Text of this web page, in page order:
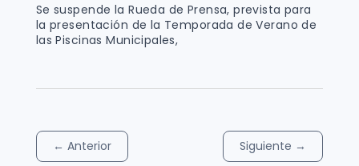
Se suspende la Rueda de Prensa, prevista para
la presentación de la Temporada de Verano de
las Piscinas Municipales,
← Anterior Siguiente →